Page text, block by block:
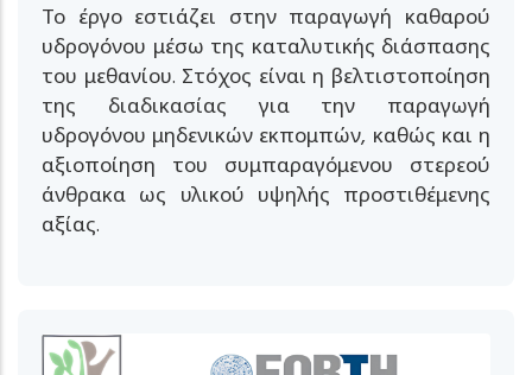
Το έργο εστιάζει στην παραγωγή καθαρού
υδρογόνου μέσω της καταλυτικής διάσπασης
του μεθανίου. Στόχος είναι η βελτιστοποίηση
της διαδικασίας για την παραγωγή
υδρογόνου μηδενικών εκπομπών, καθώς και η
αξιοποίηση του συμπαραγόμενου στερεού
άνθρακα ως υλικού υψηλής προστιθέμενης
αξίας.